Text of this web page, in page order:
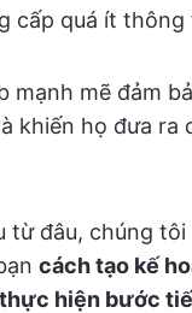
cấp quá ít thông
mạnh mẽ đảm
khiến họ đưa ra
đâu, chúng tôi
cách tạo kế
hiện bước